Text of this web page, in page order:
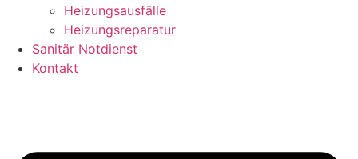
Heizungsausfälle
Heizungsreparatur
Sanitär Notdienst
Kontakt